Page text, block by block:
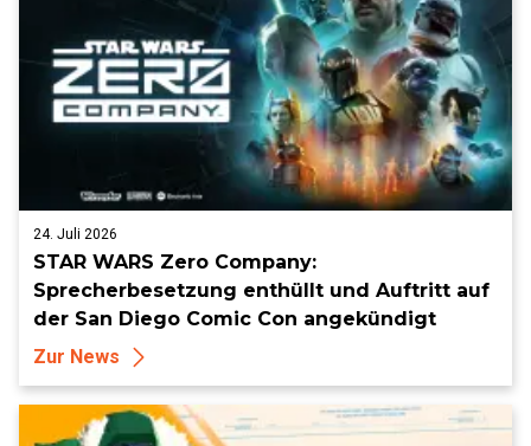
24. Juli 2026
STAR WARS Zero Company:
Sprecherbesetzung enthüllt und Auftritt auf
der San Diego Comic Con angekündigt
Zur News